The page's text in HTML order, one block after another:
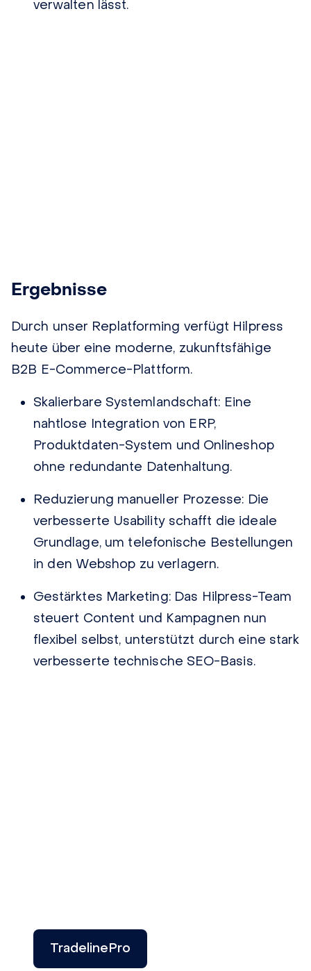
verwalten lässt.
Ergebnisse
Durch unser Replatforming verfügt Hilpress
heute über eine moderne, zukunftsfähige
B2B E-Commerce-Plattform.
Skalierbare Systemlandschaft: Eine
nahtlose Integration von ERP,
Produktdaten-System und Onlineshop
ohne redundante Datenhaltung.
Reduzierung manueller Prozesse: Die
verbesserte Usability schafft die ideale
Grundlage, um telefonische Bestellungen
in den Webshop zu verlagern.
Gestärktes Marketing:Das Hilpress-Team
steuert Content und Kampagnen nun
flexibel selbst, unterstützt durch eine stark
verbesserte technische SEO-Basis.
TradelinePro